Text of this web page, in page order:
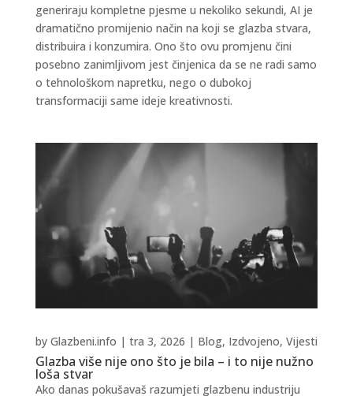
generiraju kompletne pjesme u nekoliko sekundi, AI je
dramatično promijenio način na koji se glazba stvara,
distribuira i konzumira. Ono što ovu promjenu čini
posebno zanimljivom jest činjenica da se ne radi samo
o tehnološkom napretku, nego o dubokoj
transformaciji same ideje kreativnosti.
Glazba više nije ono što je bila – i to nije nužno
loša stvar
by Glazbeni.info | tra 3, 2026 | Blog, Izdvojeno, Vijesti
Ako danas pokušavaš razumjeti glazbenu industriju